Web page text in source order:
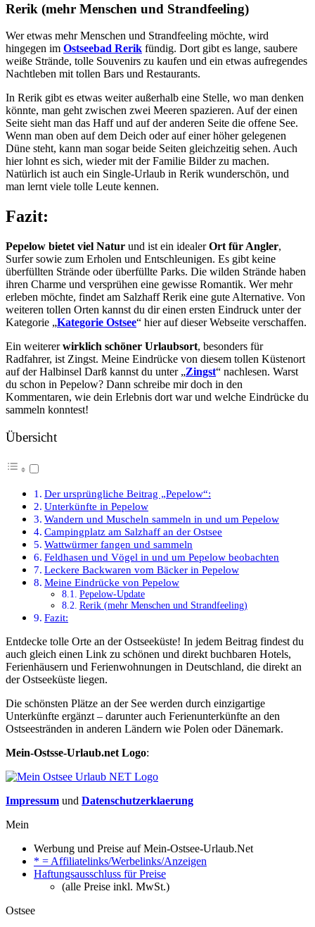
Rerik (mehr Menschen und Strandfeeling)
Wer etwas mehr Menschen und Strandfeeling möchte, wird
hingegen im Ostseebad Rerik fündig. Dort gibt es lange, saubere
weiße Strände, tolle Souvenirs zu kaufen und ein etwas aufregendes
Nachtleben mit tollen Bars und Restaurants.
In Rerik gibt es etwas weiter außerhalb eine Stelle, wo man denken
könnte, man geht zwischen zwei Meeren spazieren. Auf der einen
Seite sieht man das Haff und auf der anderen Seite die offene See.
Wenn man oben auf dem Deich oder auf einer höher gelegenen
Düne steht, kann man sogar beide Seiten gleichzeitig sehen. Auch
hier lohnt es sich, wieder mit der Familie Bilder zu machen.
Natürlich ist auch ein Single-Urlaub in Rerik wunderschön, und
man lernt viele tolle Leute kennen.
Fazit:
Pepelow bietet viel Natur und ist ein idealerOrt für Angler,
Surfer sowie zum Erholen und Entschleunigen. Es gibt keine
überfüllten Strände oder überfüllte Parks. Die wilden Strände haben
ihren Charme und versprühen eine gewisse Romantik. Wer mehr
erleben möchte, findet am Salzhaff Rerik eine gute Alternative. Von
weiteren tollen Orten kannst du dir einen ersten Eindruck unter der
Kategorie „Kategorie Ostsee“ hier auf dieser Webseite verschaffen.
Ein weitererwirklich schöner Urlaubsort, besonders für
Radfahrer, ist Zingst. Meine Eindrücke von diesem tollen Küstenort
auf der Halbinsel Darß kannst du unter „Zingst“ nachlesen. Warst
du schon in Pepelow? Dann schreibe mir doch in den
Kommentaren, wie dein Erlebnis dort war und welche Eindrücke du
sammeln konntest!
Übersicht
Der ursprüngliche Beitrag „Pepelow“:
Unterkünfte in Pepelow
Wandern und Muscheln sammeln in und um Pepelow
Campingplatz am Salzhaff an der Ostsee
Wattwürmer fangen und sammeln
Feldhasen und Vögel in und um Pepelow beobachten
Leckere Backwaren vom Bäcker in Pepelow
Meine Eindrücke von Pepelow
Pepelow-Update
Rerik (mehr Menschen und Strandfeeling)
Fazit:
Entdecke tolle Orte an der Ostseeküste! In jedem Beitrag findest du
auch gleich einen Link zu schönen und direkt buchbaren Hotels,
Ferienhäusern und Ferienwohnungen in Deutschland, die direkt an
der Ostseeküste liegen.
Die schönsten Plätze an der See werden durch einzigartige
Unterkünfte ergänzt – darunter auch Ferienunterkünfte an den
Ostseestränden in anderen Ländern wie Polen oder Dänemark.
Mein-Ostsse-Urlaub.net Logo:
Impressum und Datenschutzerklaerung
Mein
Werbung und Preise auf Mein-Ostsee-Urlaub.Net
* = Affiliatelinks/Werbelinks/Anzeigen
Haftungsausschluss für Preise
(alle Preise inkl. MwSt.)
Ostsee